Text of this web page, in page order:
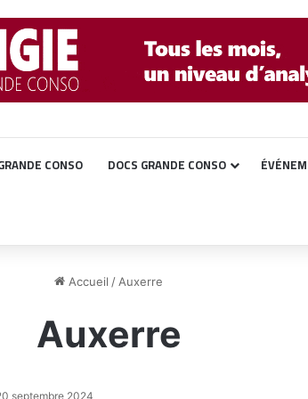
CONSO DOCS GRANDE CONSO
Accueil / Auxerre
Auxerre
septembre 2024